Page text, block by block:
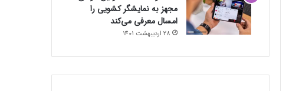
مجهز به نمایشگر کشویی را
امسال معرفی می‌کند
28 اردیبهشت 1401